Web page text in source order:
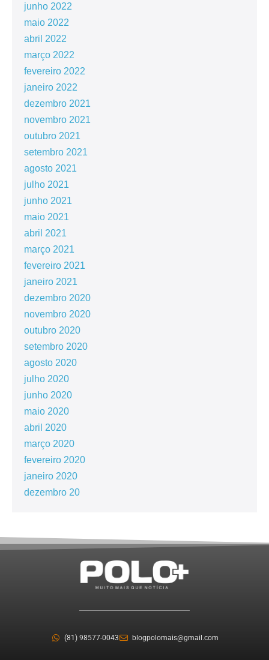
junho 2022
maio 2022
abril 2022
março 2022
fevereiro 2022
janeiro 2022
dezembro 2021
novembro 2021
outubro 2021
setembro 2021
agosto 2021
julho 2021
junho 2021
maio 2021
abril 2021
março 2021
fevereiro 2021
janeiro 2021
dezembro 2020
novembro 2020
outubro 2020
setembro 2020
agosto 2020
julho 2020
junho 2020
maio 2020
abril 2020
março 2020
fevereiro 2020
janeiro 2020
dezembro 20
(81) 98577-0043 blogpolomais@gmail.com